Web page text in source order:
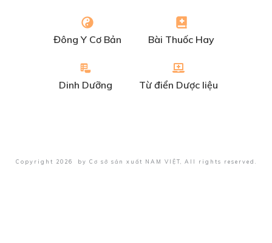
Đông Y Cơ Bản Bài Thuốc Hay
Dinh Dưỡng Từ điển Dược liệu
Copyright 2026 by Cơ sở sản xuất NAM VIỆT , All rights reserved.